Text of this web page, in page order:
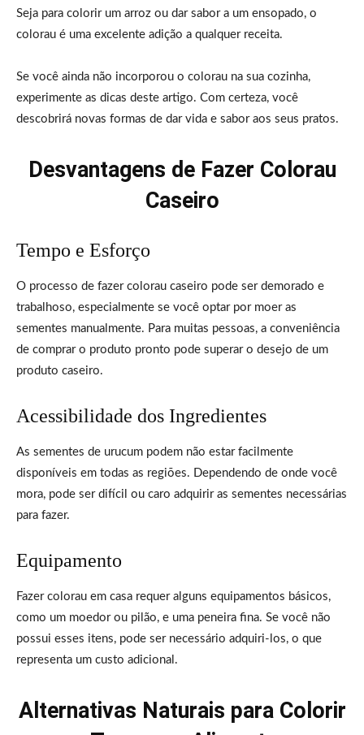
Seja para colorir um arroz ou dar sabor a um ensopado, o
colorau é uma excelente adição a qualquer receita.
Se você ainda não incorporou o colorau na sua cozinha,
experimente as dicas deste artigo. Com certeza, você
descobrirá novas formas de dar vida e sabor aos seus pratos.
Desvantagens de Fazer Colorau
Caseiro
Tempo e Esforço
O processo de fazer colorau caseiro pode ser demorado e
trabalhoso, especialmente se você optar por moer as
sementes manualmente. Para muitas pessoas, a conveniência
de comprar o produto pronto pode superar o desejo de um
produto caseiro.
Acessibilidade dos Ingredientes
As sementes de urucum podem não estar facilmente
disponíveis em todas as regiões. Dependendo de onde você
mora, pode ser difícil ou caro adquirir as sementes necessárias
para fazer.
Equipamento
Fazer colorau em casa requer alguns equipamentos básicos,
como um moedor ou pilão, e uma peneira fina. Se você não
possui esses itens, pode ser necessário adquiri-los, o que
representa um custo adicional.
Alternativas Naturais para Colorir